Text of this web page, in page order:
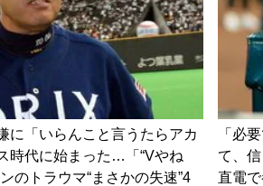
に「いらんこと言うたらアカ
時代に始まった…「“Vやね
のトラウマ“まさかの失速”4
「必
て、
直電